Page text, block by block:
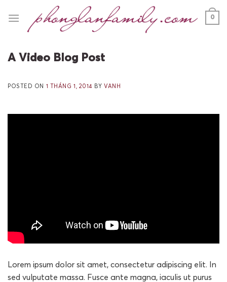
content
0
A Video Blog Post
POSTED ON 1 THÁNG 1, 2014 BYVANH
Lorem ipsum dolor sit amet, consectetur adipiscing elit. In
sed vulputate massa. Fusce ante magna, iaculis ut purus